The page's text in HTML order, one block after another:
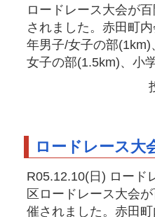
ロードレース大会が
されました。赤田町
年男子/女子の部
女子の部(1.5km)、小
ロードレース大
R05.12.10(日) ロード
区ロードレース大会
催されました。赤田